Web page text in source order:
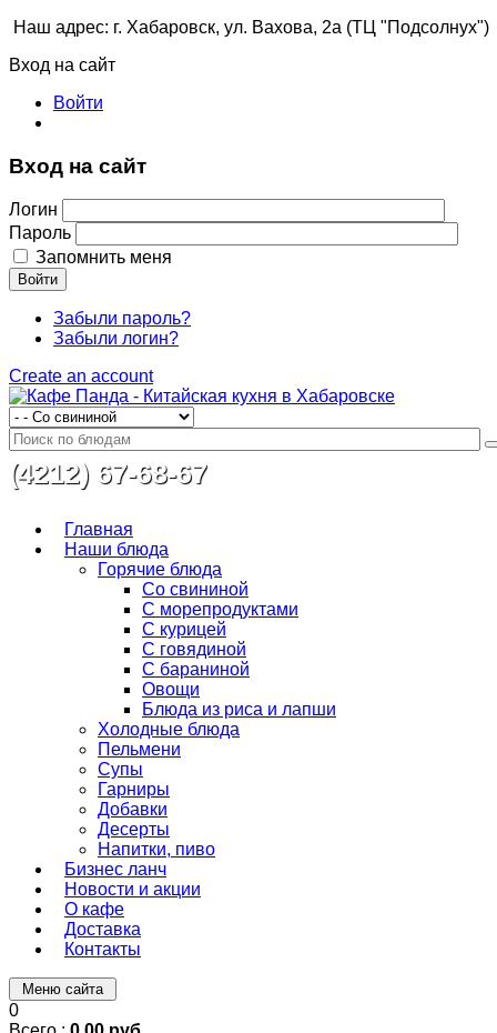
Наш адрес: г. Хабаровск, ул. Вахова, 2а (ТЦ "Подсолнух")
Вход на сайт
Войти
Вход на сайт
Логин
Пароль
Запомнить меня
Войти
Забыли пароль?
Забыли логин?
Create an account
(4212) 67-68-67
Главная
Наши блюда
Горячие блюда
Со свининой
С морепродуктами
С курицей
С говядиной
С бараниной
Овощи
Блюда из риса и лапши
Холодные блюда
Пельмени
Супы
Гарниры
Добавки
Десерты
Напитки, пиво
Бизнес ланч
Новости и акции
О кафе
Доставка
Контакты
Меню сайта
0